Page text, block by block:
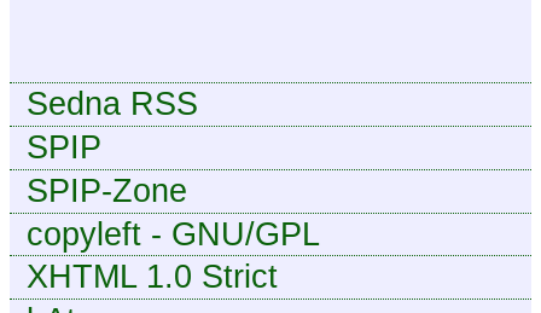
Sedna RSS
SPIP
SPIP-Zone
copyleft - GNU/GPL
XHTML 1.0 Strict